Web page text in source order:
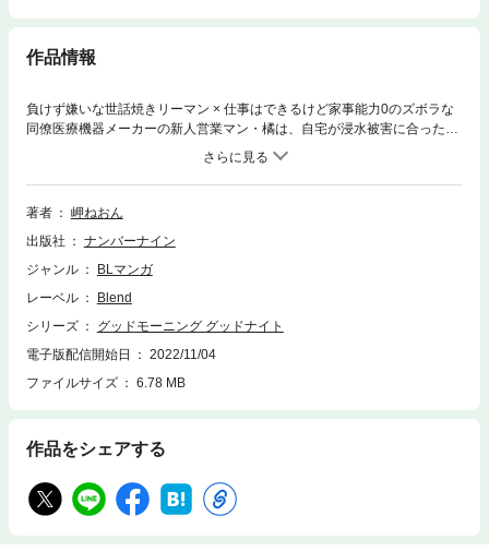
作品情報
負けず嫌いな世話焼きリーマン × 仕事はできるけど家事能力0のズボラな
同僚医療機器メーカーの新人営業マン・橘は、自宅が浸水被害に合ったこ
とを機に近所に住むライバル（？）で同期・藤沢の家にて期間限定でルー
ムシェアをすることになった。ルームシェアを始めて1週間、マイペース
な藤沢に振り回されつつも少しずつ彼のことを知っていく。そんな中、あ
る本を見つけて…？30P（表紙、事務ページ含む）連載／全6話予定ーー
新卒の営業マン。負けず嫌いで、何かと成績の良い藤沢を目の敵にしてい
る。実家では家事をこなしつつ妹の面倒も見ていたので、家事は完璧&何
く新卒で入社した営業マン。顔良し、成績良し、家柄も良いと期待のルー
キー。しかしプライベートは家事能力ゼロのズボラ人間。ーーー※同人誌
著者
岬ねおん
出版社
ナンバーナイン
ジャンル
BLマンガ
レーベル
Blend
シリーズ
グッドモーニング グッドナイト
電子版配信開始日
2022/11/04
ファイルサイズ
6.78 MB
作品をシェアする